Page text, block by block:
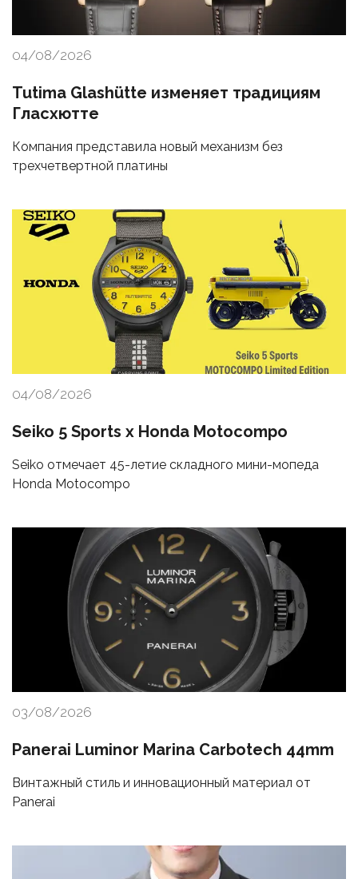
04/08/2026
Tutima Glashütte изменяет традициям
Гласхютте
Компания представила новый механизм без
трехчетвертной платины
04/08/2026
Seiko 5 Sports x Honda Motocompo
Seiko отмечает 45-летие складного мини-мопеда
Honda Motocompo
03/08/2026
Panerai Luminor Marina Carbotech 44mm
Винтажный стиль и инновационный материал от
Panerai